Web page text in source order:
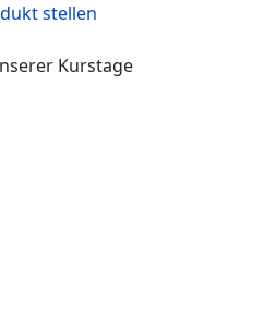
stellen
Kurstage